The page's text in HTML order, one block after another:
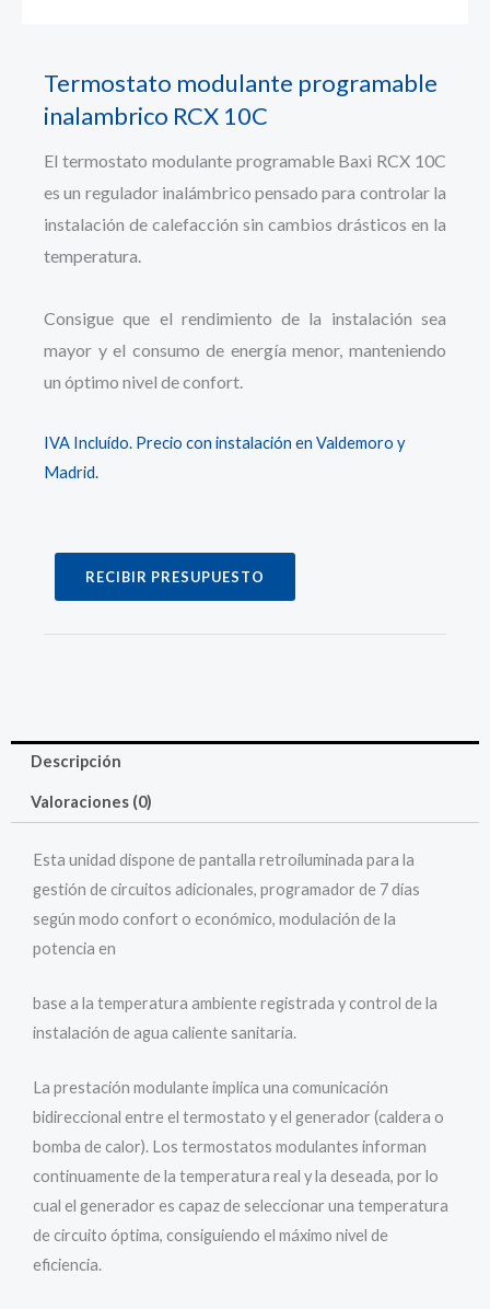
Termostato modulante programable
inalambrico RCX 10C
El termostato modulante programable Baxi RCX 10C
es un regulador inalámbrico pensado para controlar la
instalación de calefacción sin cambios drásticos en la
temperatura.
Consigue que el rendimiento de la instalación sea
mayor y el consumo de energía menor, manteniendo
un óptimo nivel de confort.
IVA Incluído. Precio con instalación en Valdemoro y
Madrid.
RECIBIR PRESUPUESTO
Descripción
Valoraciones (0)
Esta unidad dispone de pantalla retroiluminada para la
gestión de circuitos adicionales, programador de 7 días
según modo confort o económico, modulación de la
potencia en
base a la temperatura ambiente registrada y control de la
instalación de agua caliente sanitaria.
La prestación modulante implica una comunicación
bidireccional entre el termostato y el generador (caldera o
bomba de calor). Los termostatos modulantes informan
continuamente de la temperatura real y la deseada, por lo
cual el generador es capaz de seleccionar una temperatura
de circuito óptima, consiguiendo el máximo nivel de
eficiencia.